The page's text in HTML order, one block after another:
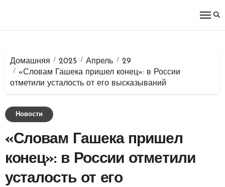
Домашняя 2025 Апрель
29
«Словам Гашека пришел конец»: в России
отметили усталость от его высказываний
Новости
«Словам Гашека пришел
конец»: в России отметили
усталость от его